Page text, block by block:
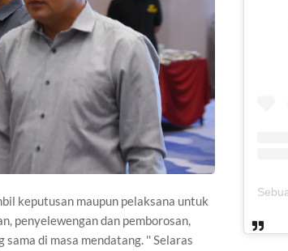
keputusan maupun pelaksana untuk
penyelewengan dan pemborosan,
di masa mendatang. '' Selaras